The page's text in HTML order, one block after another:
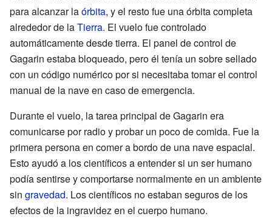
para alcanzar laórbita, y el resto fue una órbita completa
alrededor de laTierra. El vuelo fue controlado
automáticamente desde tierra. El panel de control de
Gagarin estaba bloqueado, pero él tenía un sobre sellado
con un código numérico por si necesitaba tomar el control
manual de la nave en caso de emergencia.
Durante el vuelo, la tarea principal de Gagarin era
comunicarse por radio y probar un poco de comida. Fue la
primera persona en comer a bordo de una nave espacial.
Esto ayudó a los científicos a entender si un ser humano
podía sentirse y comportarse normalmente en un ambiente
sin gravedad. Los científicos no estaban seguros de los
efectos de la ingravidez en el cuerpo humano.